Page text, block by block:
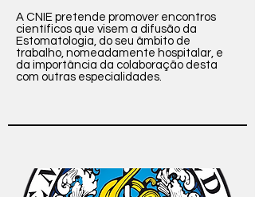
A CNIE pretende promover encontros
científicos que visem a difusão da
Estomatologia, do seu âmbito de
trabalho, nomeadamente hospitalar, e
da importância da colaboração desta
com outras especialidades.